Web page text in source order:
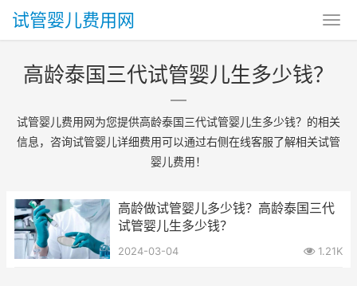
试管婴儿费用网
高龄泰国三代试管婴儿生多少钱？
试管婴儿费用网为您提供高龄泰国三代试管婴儿生多少钱？的相关
信息，咨询试管婴儿详细费用可以通过右侧在线客服了解相关试管
婴儿费用！
高龄做试管婴儿多少钱？高龄泰国三代
试管婴儿生多少钱？
2024-03-04 1.21K